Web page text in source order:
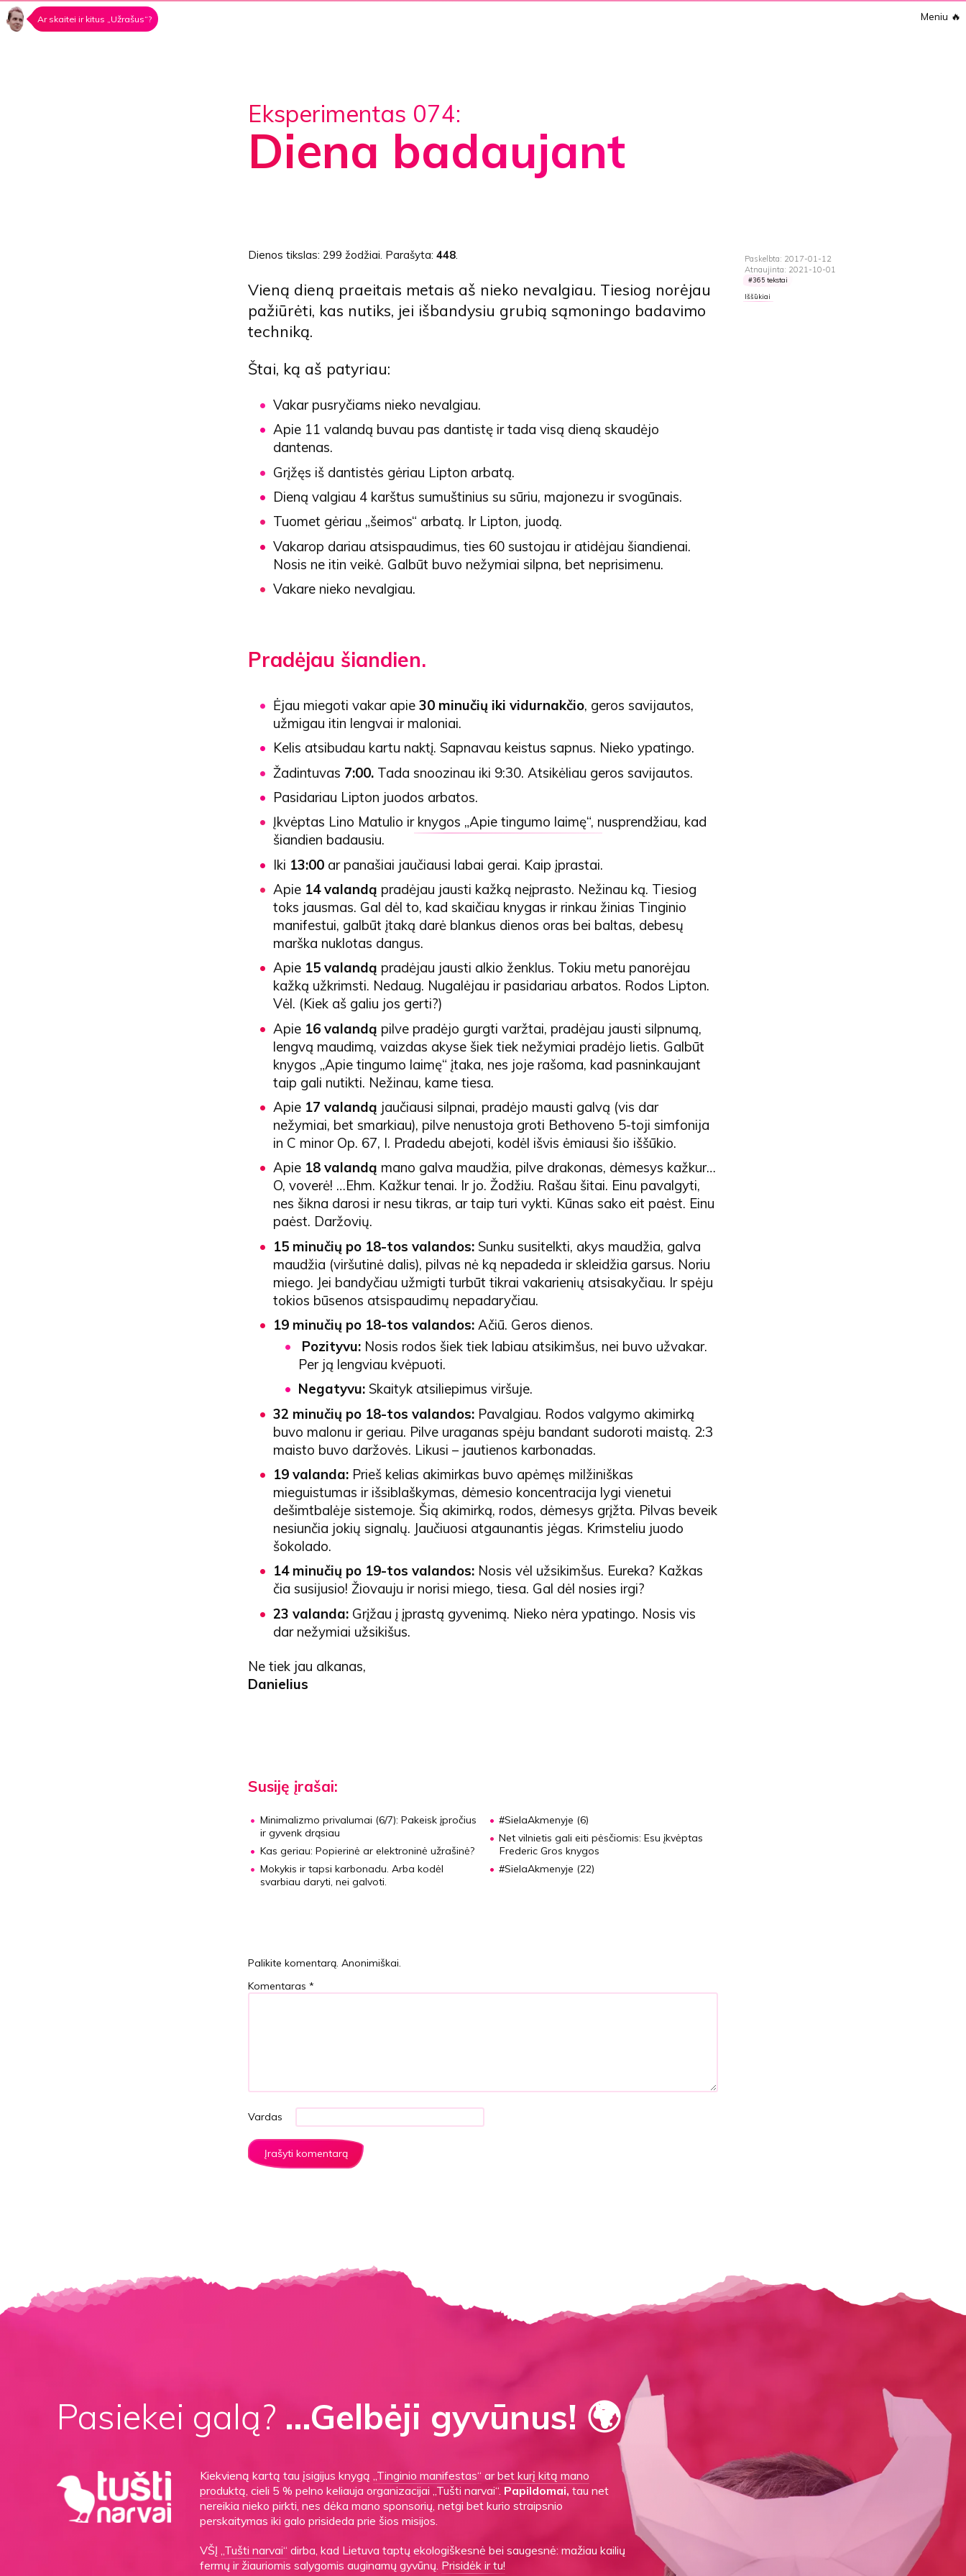
Ar skaitei ir kitus „Užrašus“? Meniu 🔥
Eksperimentas 074:
Diena badaujant
Paskelbta: 2017-01-12
Atnaujinta: 2021-10-01
365 tekstai
Iššūkiai
Dienos tikslas: 299 žodžiai . Parašyta: 448.
Vieną dieną praeitais metais aš nieko nevalgiau. Tiesiog norėjau
pažiūrėti, kas nutiks, jei išbandysiu grubią sąmoningo badavimo
techniką.
Štai, ką aš patyriau:
Vakar pusryčiams nieko nevalgiau.
Apie 11 valandą buvau pas dantistę ir tada visą dieną skaudėjo
dantenas.
Grįžęs iš dantistės gėriau Lipton arbatą.
Dieną valgiau 4 karštus sumuštinius su sūriu, majonezu ir svogūnais.
Tuomet gėriau „šeimos“ arbatą. Ir Lipton, juodą.
Vakarop dariau atsispaudimus, ties 60 sustojau ir atidėjau šiandienai.
Nosis ne itin veikė. Galbūt buvo nežymiai silpna, bet neprisimenu.
Vakare nieko nevalgiau.
Pradėjau šiandien.
Ėjau miegoti vakar apie 30 minučių iki vidurnakčio, geros savijautos,
užmigau itin lengvai ir maloniai.
Kelis atsibudau kartu naktį. Sapnavau keistus sapnus. Nieko ypatingo.
Žadintuvas 7:00.Tada snoozinau iki 9:30. Atsikėliau geros savijautos.
Pasidariau Lipton juodos arbatos.
Įkvėptas Lino Matulio ir knygos „Apie tingumo laimę“, nusprendžiau, kad
šiandien badausiu.
Iki 13:00ar panašiai jaučiausi labai gerai. Kaip įprastai.
Apie 14 valandą pradėjau jausti kažką neįprasto. Nežinau ką. Tiesiog
toks jausmas. Gal dėl to, kad skaičiau knygas ir rinkau žinias Tinginio
manifestui, galbūt įtaką darė blankus dienos oras bei baltas, debesų
marška nuklotas dangus.
Apie 15 valandą pradėjau jausti alkio ženklus. Tokiu metu panorėjau
kažką užkrimsti. Nedaug. Nugalėjau ir pasidariau arbatos. Rodos Lipton.
Vėl. (Kiek aš galiu jos gerti?)
Apie 16 valandą pilve pradėjo gurgti varžtai, pradėjau jausti silpnumą,
lengvą maudimą, vaizdas akyse šiek tiek nežymiai pradėjo lietis. Galbūt
knygos „Apie tingumo laimę“ įtaka, nes joje rašoma, kad pasninkaujant
taip gali nutikti. Nežinau, kame tiesa.
Apie 17 valandą jaučiausi silpnai, pradėjo mausti galvą (vis dar
nežymiai, bet smarkiau), pilve nenustoja groti Bethoveno 5-toji simfonija
in C minor Op. 67, I. Pradedu abejoti, kodėl išvis ėmiausi šio iššūkio.
Apie 18 valandą mano galva maudžia, pilve drakonas, dėmesys kažkur…
O, voverė! …Ehm. Kažkur tenai. Ir jo. Žodžiu. Rašau šitai. Einu pavalgyti,
nes šikna darosi ir nesu tikras, ar taip turi vykti. Kūnas sako eit paėst. Einu
paėst. Daržovių.
15 minučių po 18-tos valandos:Sunku susitelkti, akys maudžia, galva
maudžia (viršutinė dalis), pilvas nė ką nepadeda ir skleidžia garsus. Noriu
miego. Jei bandyčiau užmigti turbūt tikrai vakarienių atsisakyčiau. Ir spėju
tokios būsenos atsispaudimų nepadaryčiau.
19 minučių po 18-tos valandos:Ačiū. Geros dienos.
Pozityvu: Nosis rodos šiek tiek labiau atsikimšus, nei buvo užvakar.
Per ją lengviau kvėpuoti.
Negatyvu: Skaityk atsiliepimus viršuje.
32 minučių po 18-tos valandos:Pavalgiau. Rodos valgymo akimirką
buvo malonu ir geriau. Pilve uraganas spėju bandant sudoroti maistą. 2:3
maisto buvo daržovės. Likusi – jautienos karbonadas.
19 valanda:Prieš kelias akimirkas buvo apėmęs milžiniškas
mieguistumas ir išsiblaškymas, dėmesio koncentracija lygi vienetui
dešimtbalėje sistemoje. Šią akimirką, rodos, dėmesys grįžta. Pilvas beveik
nesiunčia jokių signalų. Jaučiuosi atgaunantis jėgas. Krimsteliu juodo
šokolado.
14 minučių po 19-tos valandos:Nosis vėl užsikimšus. Eureka? Kažkas
čia susijusio! Žiovauju ir norisi miego, tiesa. Gal dėl nosies irgi?
23 valanda:Grįžau į įprastą gyvenimą. Nieko nėra ypatingo. Nosis vis
dar nežymiai užsikišus.
Ne tiek jau alkanas,
Danielius
Susiję įrašai:
Minimalizmo privalumai (6/7): Pakeisk įpročius
ir gyvenk drąsiau
Kas geriau: Popierinė ar elektroninė užrašinė?
Mokykis ir tapsi karbonadu. Arba kodėl
svarbiau daryti, nei galvoti.
#SielaAkmenyje (6)
Net vilnietis gali eiti pėsčiomis: Esu įkvėptas
Frederic Gros knygos
#SielaAkmenyje (22)
Palikite komentarą. Anonimiškai.
Komentaras *
Vardas
Pasiekei galą? …Gelbėji gyvūnus! 🌍
Kiekvieną kartą tau įsigijus knygą „Tinginio manifestas“ arbet kurį kitą mano
produktą, cieli 5 % pelno keliauja organizacijai „Tušti narvai“. Papildomai, tau net
nereikia nieko pirkti, nes dėka mano sponsorių, netgi bet kurio straipsnio
perskaitymas iki galo prisideda prie šios misijos.
VŠĮ „Tušti narvai“ dirba, kad Lietuva taptų ekologiškesnė bei saugesnė: mažiau kailių
fermų ir žiauriomis salygomis auginamų gyvūnų. Prisidėk ir tu!